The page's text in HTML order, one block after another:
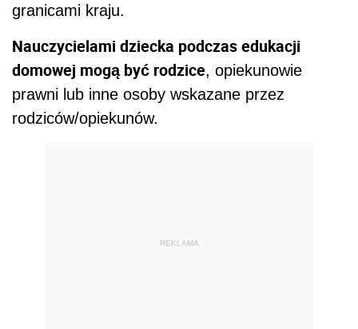
granicami kraju.
Nauczycielami dziecka podczas edukacji
domowej mogą być rodzice, opiekunowie
prawni lub inne osoby wskazane przez
rodziców/opiekunów.
REKLAMA